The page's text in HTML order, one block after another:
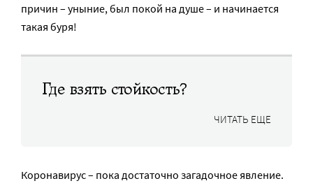
причин – уныние, был покой на душе – и начинается
такая буря!
Где взять стойкость?
ЧИТАТЬ ЕЩЕ
Коронавирус – пока достаточно загадочное явление.